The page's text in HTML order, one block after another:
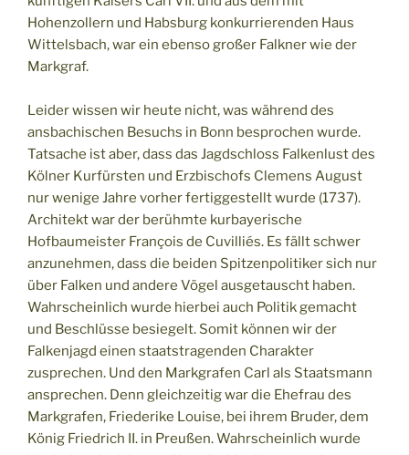
Hohenzollern und Habsburg konkurrierenden Haus
Wittelsbach, war ein ebenso großer Falkner wie der
Markgraf.
Leider wissen wir heute nicht, was während des
ansbachischen Besuchs in Bonn besprochen wurde.
Tatsache ist aber, dass das Jagdschloss Falkenlust des
Kölner Kurfürsten und Erzbischofs Clemens August
nur wenige Jahre vorher fertiggestellt wurde (1737).
Architekt war der berühmte kurbayerische
Hofbaumeister François de Cuvilliés. Es fällt schwer
anzunehmen, dass die beiden Spitzenpolitiker sich nur
über Falken und andere Vögel ausgetauscht haben.
Wahrscheinlich wurde hierbei auch Politik gemacht
und Beschlüsse besiegelt. Somit können wir der
Falkenjagd einen staatstragenden Charakter
zusprechen. Und den Markgrafen Carl als Staatsmann
ansprechen. Denn gleichzeitig war die Ehefrau des
Markgrafen, Friederike Louise, bei ihrem Bruder, dem
König Friedrich II. in Preußen. Wahrscheinlich wurde